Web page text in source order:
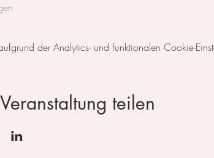
der Analytics- und funktionalen Cookie-
teilen